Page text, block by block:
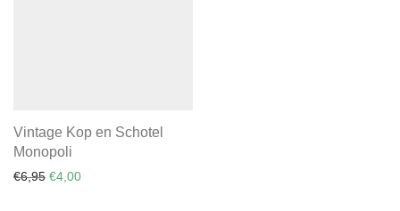
Vintage Kop en Schotel
Monopoli
€6,95 Oorspronkelijke prijs was: €6,95.
€4,00Huidige prijs is: €4,00.